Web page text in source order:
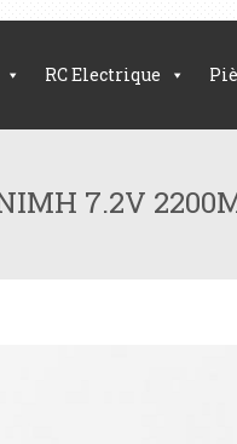
RC Electrique
7.2V